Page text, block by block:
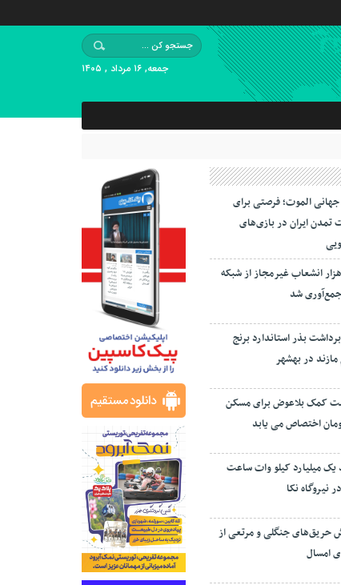
جمعه, ۱۶ مرداد , ۱۴۰۵
الموت؛ فرصتی برای
تمدن ایران در بازی‌های
۱۹۴ هزار انشعاب غیرمجاز از شبکه
شد
بذر استاندارد برنج
در بهشهر
کمک بلاعوض برای مسکن
اختصاص می یابد
یک میلیارد کیلو وات ساعت
نیروگاه نکا
حریق‌های جنگلی و مرتعی از
امسال